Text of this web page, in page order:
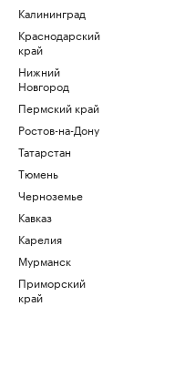
Калининград
Краснодарский
край
Нижний
Новгород
Пермский край
Ростов-на-Дону
Татарстан
Тюмень
Черноземье
Кавказ
Карелия
Мурманск
Приморский
край